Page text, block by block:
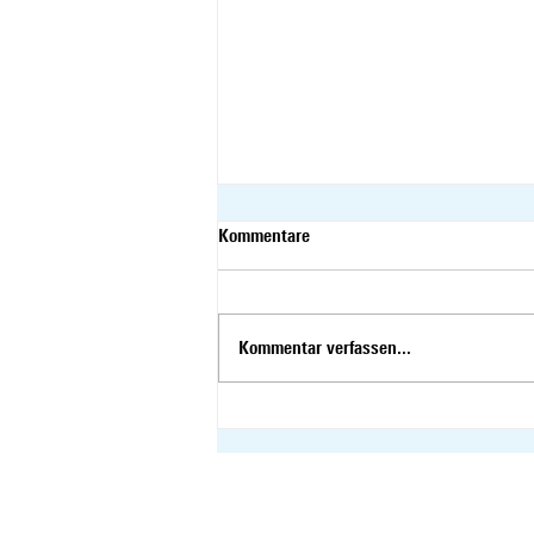
Sommersession 2026
Kommentare
Kommentar verfassen...